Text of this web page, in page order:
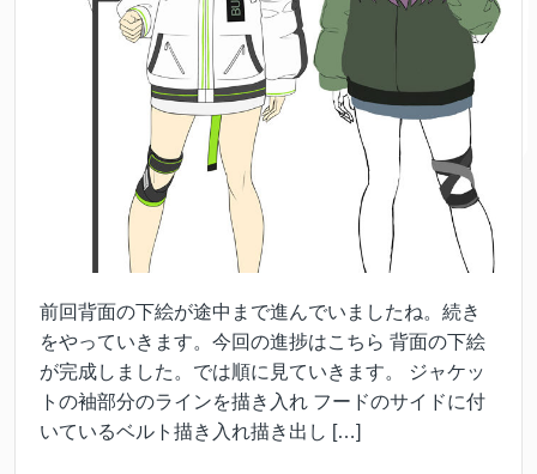
前回背面の下絵が途中まで進んでいましたね。続き
をやっていきます。今回の進捗はこちら 背面の下絵
が完成しました。では順に見ていきます。 ジャケッ
トの袖部分のラインを描き入れ フードのサイドに付
いているベルト描き入れ描き出し […]